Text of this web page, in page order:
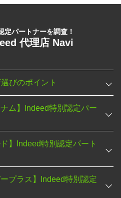
定パートナーを調査！
代理店 Navi
びのポイント
ム】Indeed特別認定パー
】Indeed特別認定パート
プラス】Indeed特別認定